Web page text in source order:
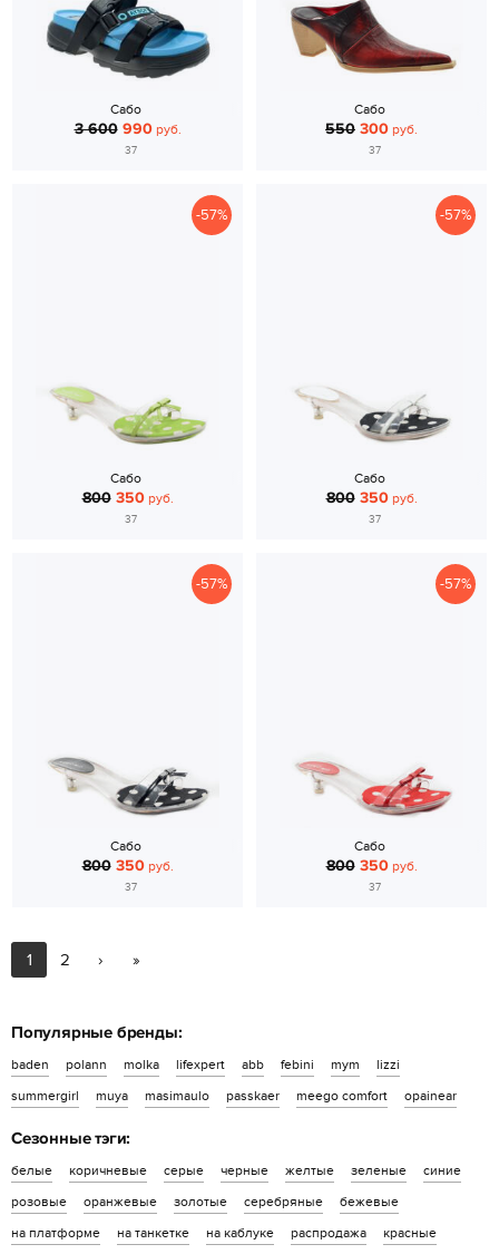
Сабо
3 600 990руб.
37
Сабо
550 300 руб.
37
-57%
Сабо
800 350руб.
37
-57%
Сабо
800 350руб.
37
-57%
Сабо
800 350руб.
37
-57%
Сабо
800 350руб.
37
1 2 › »
Популярные бренды:
baden polann molka lifexpert abb febini mym
lizzi
summergirl
muya masimaulo passkaer meego comfort opainear
Сезонные тэги:
белые коричневые серые черные желтые зеленые
синие
розовые
оранжевые золотые серебряные
бежевые
на платформе
на танкетке на каблуке распродажа красные